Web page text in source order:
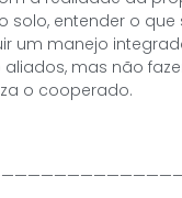
solo, entender o que
um manejo
mas não
o cooperado.